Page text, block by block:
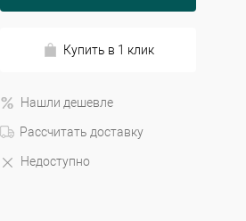
Купить в 1 клик
Нашли дешевле
Рассчитать доставку
Недоступно